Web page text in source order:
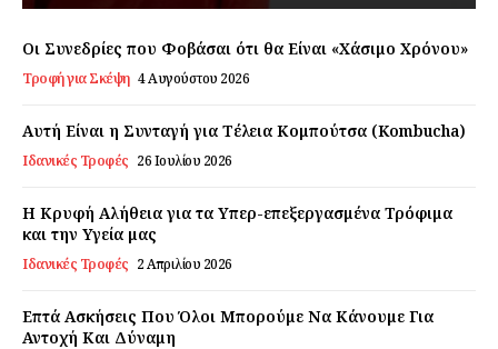
Σχετικά με εμάς
Ο λογαριασμός μου
Επικοινωνία
Οι Συνεδρίες που Φοβάσαι ότι θα Είναι «Χάσιμο Χρόνου»
Τροφή για Σκέψη 4 Αυγούστου 2026
Αυτή Είναι η Συνταγή για Τέλεια Κομπούτσα (Kombucha)
Ιδανικές Τροφές 26 Ιουλίου 2026
Η Κρυφή Αλήθεια για τα Υπερ-επεξεργασμένα Τρόφιμα
και την Υγεία μας
Ιδανικές Τροφές 2 Απριλίου 2026
Επτά Ασκήσεις Που Όλοι Μπορούμε Να Κάνουμε Για
Αντοχή Και Δύναμη